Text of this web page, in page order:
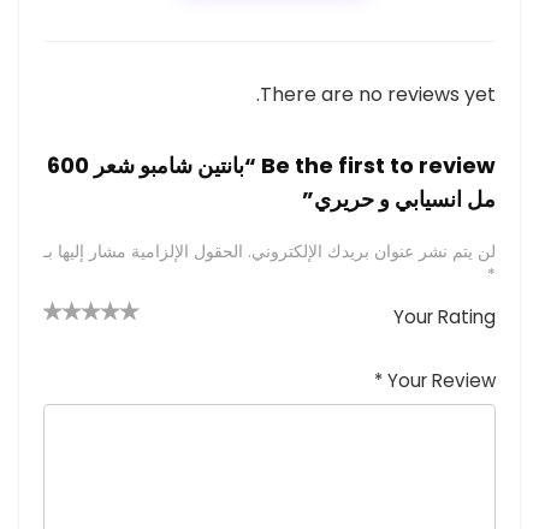
There are no reviews yet.
Be the first to review “بانتين شامبو شعر 600
مل انسيابي و حريري”
لن يتم نشر عنوان بريدك الإلكتروني. الحقول الإلزامية مشار إليها بـ
*
Your Rating
ن
أصلنجومنجوم
Your Review
*